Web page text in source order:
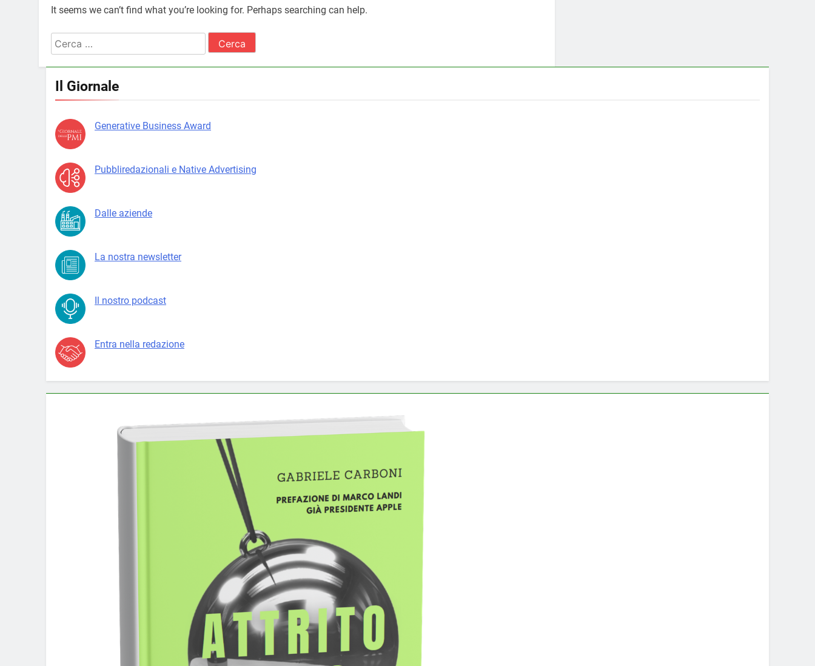
It seems we can’t find what you’re looking for. Perhaps searching can help.
Ricerca
per:
Il Giornale
Generative Business Award
Pubbliredazionali e Native Advertising
Dalle aziende
La nostra newsletter
Il nostro podcast
Entra nella redazione